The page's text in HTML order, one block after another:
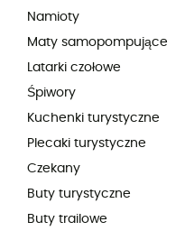
Namioty
Maty samopompujące
Latarki czołowe
Śpiwory
Kuchenki turystyczne
Plecaki turystyczne
Czekany
Buty turystyczne
Buty trailowe